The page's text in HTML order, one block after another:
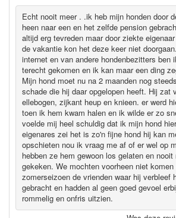
Echt nooit meer . .ik heb mijn honden door
heen naar een en het zelfde pension
altijd erg tevreden maar door ziekte
de vakantie kon het deze keer niet
internet en van andere hondenbezitters ben
terecht gekomen en ik kan maar een ding
Mijn hond moet nu na 2 maanden nog
schade die hij daar opgelopen heeft. Hij zat
ellebogen, zijkant heup en knieen. er werd
toen ik hem kwam halen en ik wilde er zo
voelde mij heel schuldig dat ik mijn hond
eigenares zei het is zo'n fijne hond hij kan
opschieten nou ik vraag me af of er wel op
hebben ze hem gewoon los gelaten en
gekeken. We mochten voorheen niet
zomerseizoen de vrienden waar hij verbleef
gebracht en hadden al geen goed gevoel
rommelig en onfris uitzien.